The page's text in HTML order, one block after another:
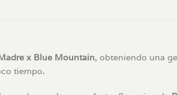
x Blue Mountain, obteniendo una
tiempo.